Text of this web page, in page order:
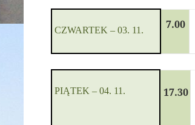
CZWARTEK – 03. 11. 7.00
PIĄTEK – 04. 11. 17.30